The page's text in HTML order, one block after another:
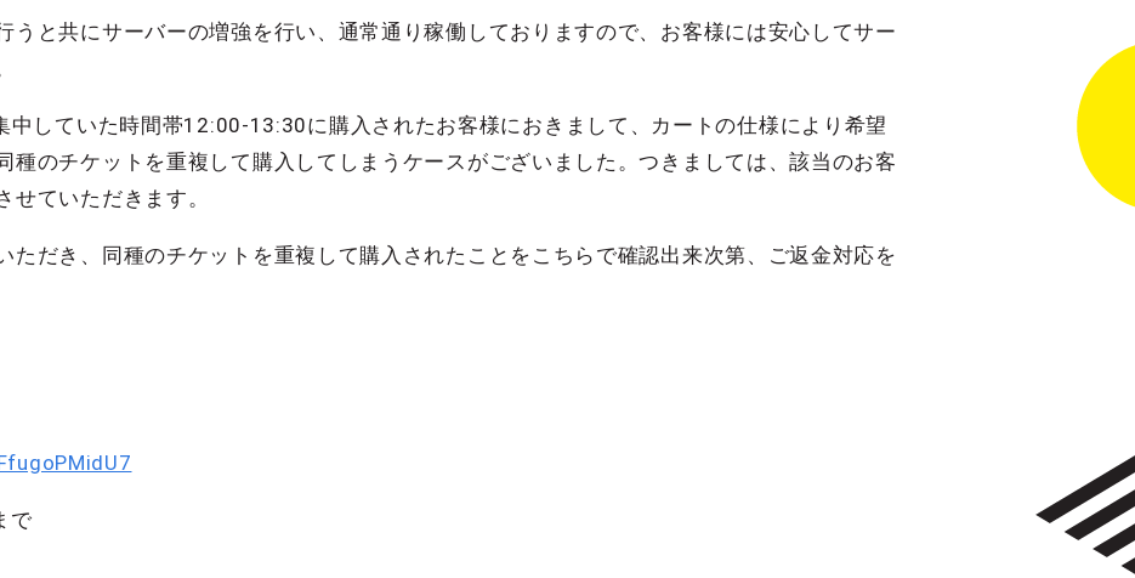
うと共にサーバーの増強を行い、通常通り稼働しておりますので、お客様には安心してサー
中していた時間帯12:00-13:30に購入されたお客様におきまして、カートの仕様により希望
種のチケットを重複して購入してしまうケースがございました。つきましては、該当のお客
せていただきます。
ただき、同種のチケットを重複して購入されたことをこちらで確認出来次第、ご返金対応を
で